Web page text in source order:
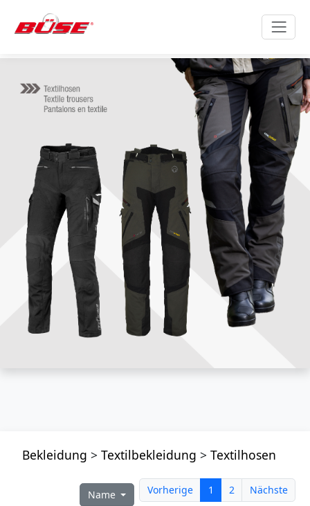
Bekleidung > Textilbekleidung > Textilhosen
Vorherige 1 2 Nächste
Name